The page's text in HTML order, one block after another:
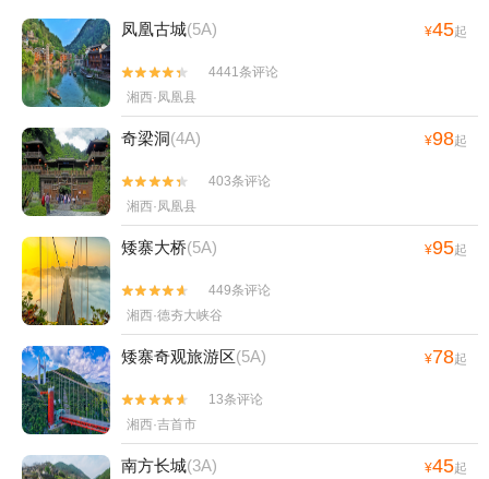
凤凰古城(5A) ¥45起


4441条评论
湘西·凤凰县
奇梁洞(4A) ¥98起


403条评论
湘西·凤凰县
矮寨大桥(5A) ¥95起


449条评论
湘西·德夯大峡谷
矮寨奇观旅游区(5A) ¥78起


13条评论
湘西·吉首市
南方长城(3A) ¥45起